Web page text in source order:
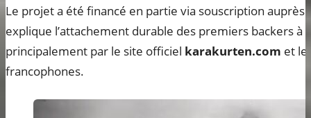
Le projet a été financé en partie via souscription auprès
explique l’attachement durable des premiers backers à
principalement par le site officiel karakurten.com et le
francophones.